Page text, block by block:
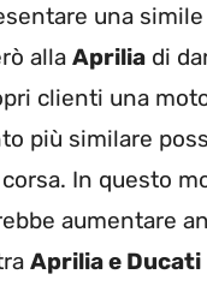
una
alla Aprilia di
clienti una
più similare
In questo
aumentare
Aprilia e Ducati